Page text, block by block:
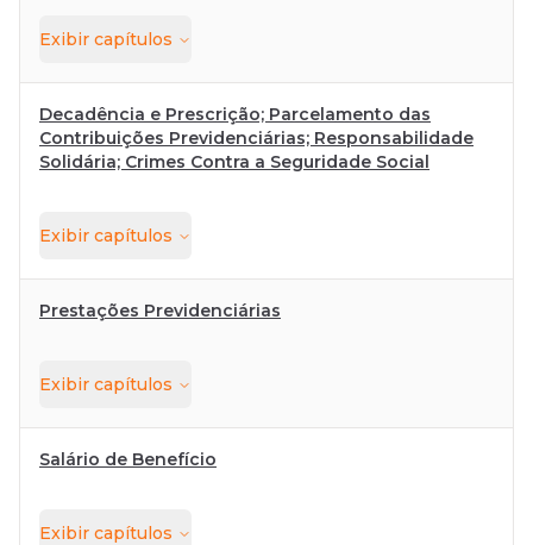
Exibir capítulos
Decadência e Prescrição; Parcelamento das
Contribuições Previdenciárias; Responsabilidade
Solidária; Crimes Contra a Seguridade Social
Exibir capítulos
Prestações Previdenciárias
Exibir capítulos
Salário de Benefício
Exibir capítulos